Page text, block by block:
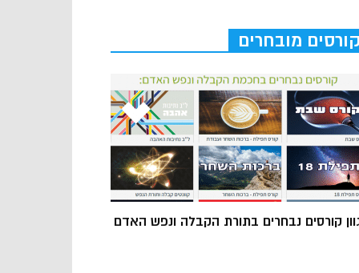
קורסים מובחרים
קורסים נבחרים בתורת הקבלה ונפש האדם